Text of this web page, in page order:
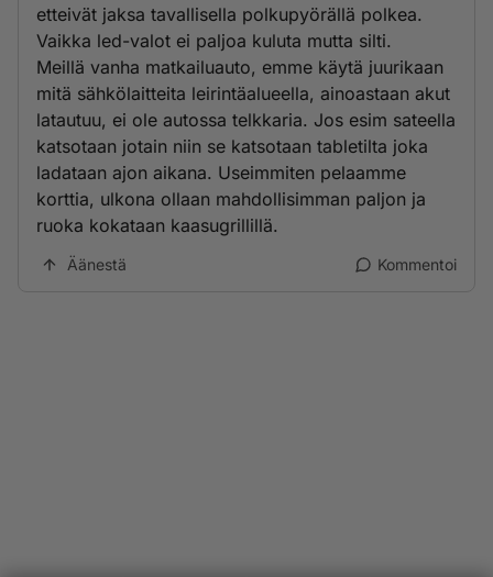
etteivät jaksa tavallisella polkupyörällä polkea.
Vaikka led-valot ei paljoa kuluta mutta silti.
Meillä vanha matkailuauto, emme käytä juurikaan
mitä sähkölaitteita leirintäalueella, ainoastaan akut
latautuu, ei ole autossa telkkaria. Jos esim sateella
katsotaan jotain niin se katsotaan tabletilta joka
ladataan ajon aikana. Useimmiten pelaamme
korttia, ulkona ollaan mahdollisimman paljon ja
ruoka kokataan kaasugrillillä.
Äänestä Kommentoi